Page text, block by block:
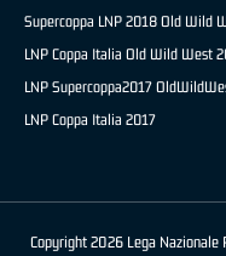
Supercoppa LNP 2018 Old Wild
LNP Coppa Italia Old Wild West
LNP Supercoppa2017
LNP Coppa Italia 2017
Copyright 2026 Lega